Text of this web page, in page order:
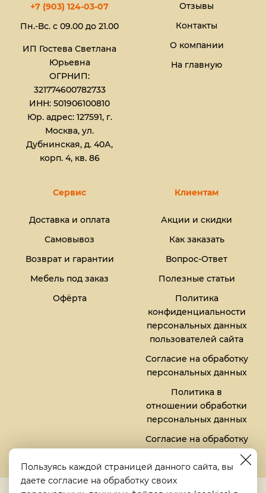
+7 (903) 124-03-07
Пн.-Вс. с 09.00 до 21.00
ИП Гостева Светлана
Юрьевна​
ОГРНИП:
321774600782733
ИНН: 501906100810
Юр. адрес: 127591, г.
Москва, ул.
Дубнинская, д. 40А,
корп. 4, кв. 86
Отзывы
Контакты
О компании
На главную
Сервис
Доставка и оплата
Самовывоз
Возврат и гарантии
Мебель под заказ
Офёрта
Клиентам
Акции и скидки
Как заказать
Вопрос-Ответ
Полезные статьи
Политика
конфиденциальности
персональных данных
пользователей сайта
Согласие на обработку
персональных данных
Политика в
отношении обработки
персональных данных
Согласие на обработку
файлов кукис (cookies)
Пользуясь каждой страницей данного сайта, вы
даете согласие на обработку своих